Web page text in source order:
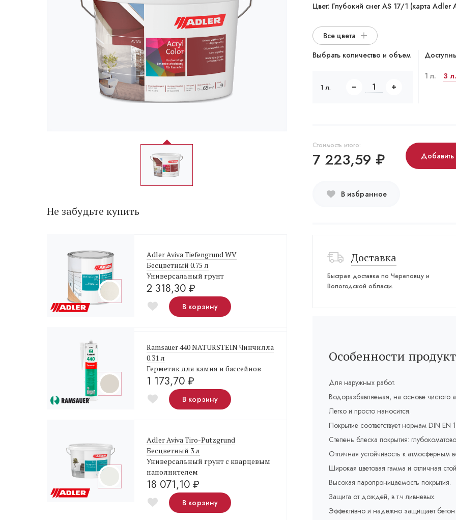
Не забудьте купить
Adler Aviva Tiefengrund WV
Бесцветный 0.75 л
Универсальный грунт
2 318,30 ₽
В корзину
Ramsauer 440 NATURSTEIN Чинчилла
0.31 л
Герметик для камня и бассейнов
1 173,70 ₽
В корзину
Adler Aviva Tiro-Putzgrund
Бесцветный 3 л
Универсальный грунт с кварцевым
наполнителем
18 071,10 ₽
В корзину
Цвет: Глубокий снег AS 17/1 (карта Adler
Все цвета
Выбрать количество и объем
1 л.
1 л. 3 л.
Стоимость итого:
7 223,59 ₽
В избранное
Доставка
Быстрая доставка по Череповцу и
Вологодской области.
Особенности
Для наружных работ.
Водоразбавляемая, на основе чистого
Легко и просто наносится.
Покрытие соответствует нормам DIN EN
Степень блеска покрытия:
Отличная устойчивость к атмосферным
Широкая цветовая гамма и отличная
Высокая паропроницаемость покрытия.
Защита от дождей, в т.ч ливневых.
Эффективно и надежно защищает